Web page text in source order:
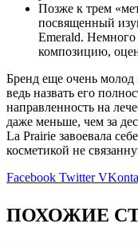
Позже к трем
посвященный
Emerald.
композицию,
Бренд еще очень молод
ведь назвать его
направленность на
даже меньше, чем за
La Prairie завоевала
косметикой не
Facebook Twitter
ПОХОЖИЕ